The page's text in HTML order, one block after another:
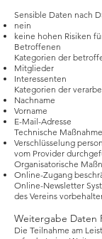
Sensible Daten nach
nein
keine hohen Risiken
Betroffenen
Kategorien der
Mitglieder
Interessenten
Kategorien der
Nachname
Vorname
E-Mail-Adresse
Technische
Verschlüsselung
vom Provider
Organisatorische
Online-Zugang
Online-Newsletter
des Vereins
Weitergabe Daten
Die Teilnahme am